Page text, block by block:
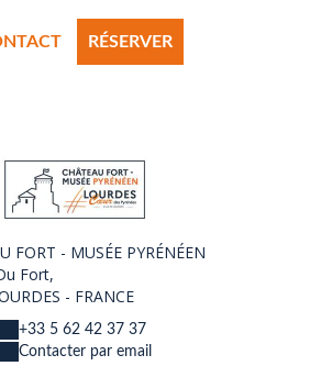
RÉSERVER
FORT - MUSÉE PYRÉNÉEN
Fort,
- FRANCE
+33 5 62 42 37 37
Contacter par email